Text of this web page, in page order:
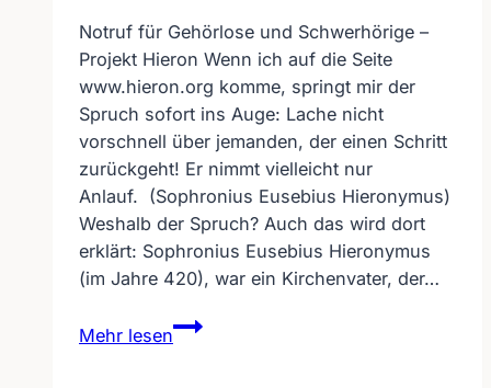
Notruf für Gehörlose und Schwerhörige –
Projekt Hieron Wenn ich auf die Seite
www.hieron.org komme, springt mir der
Spruch sofort ins Auge: Lache nicht
vorschnell über jemanden, der einen Schritt
zurückgeht! Er nimmt vielleicht nur
Anlauf. (Sophronius Eusebius Hieronymus)
Weshalb der Spruch? Auch das wird dort
erklärt: Sophronius Eusebius Hieronymus
(im Jahre 420), war ein Kirchenvater, der…
Mehr lesen
Notruf
für